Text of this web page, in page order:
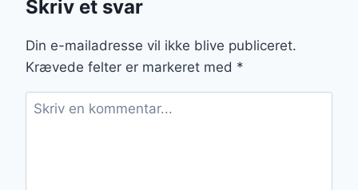
Skriv et svar
Din e-mailadresse vil ikke blive publiceret.
Krævede felter er markeret med *